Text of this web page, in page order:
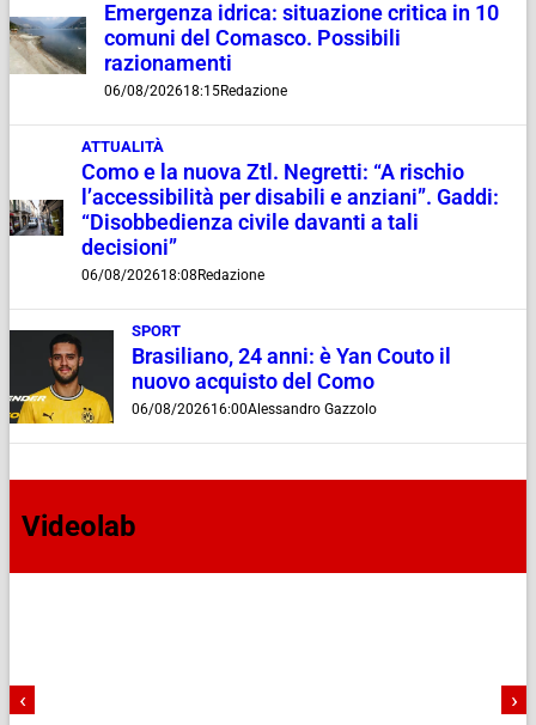
Emergenza idrica: situazione critica in 10
comuni del Comasco. Possibili
razionamenti
06/08/202618:15Redazione
ATTUALITÀ
Como e la nuova Ztl. Negretti: “A rischio
l’accessibilità per disabili e anziani”. Gaddi:
“Disobbedienza civile davanti a tali
decisioni”
06/08/202618:08 Redazione
SPORT
Brasiliano, 24 anni: è Yan Couto il
nuovo acquisto del Como
06/08/202616:00Alessandro Gazzolo
Videolab
‹ ›